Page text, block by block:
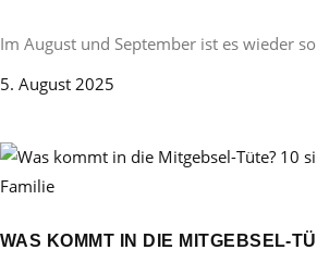
Im August und September ist es wieder
5. August 2025
Familie
WAS KOMMT IN DIE MITGEBSEL-